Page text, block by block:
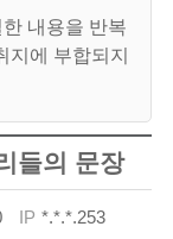
내용을 반복
지에 부합되지
들의 문장
IP *.*.*.253